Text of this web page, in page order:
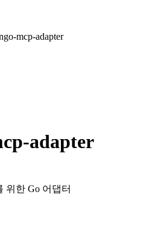
mcp-adapter
adapter
위한 Go 어댑터